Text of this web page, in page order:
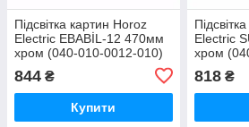
Підсвітка картин Horoz
Electric EBABİL-12 470мм
хром (040-010-0012-010)
844 ₴
Купити
Electric
хром
818₴